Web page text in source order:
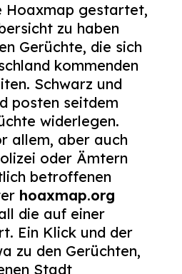
Hoaxmap gestartet,
zu haben
Gerüchte, die sich
kommenden
Schwarz und
posten seitdem
widerlegen.
allem, aber auch
oder Ämtern
betroffenen
hoaxmap.org
die auf einer
Ein Klick und der
zu den Gerüchten,
Stadt